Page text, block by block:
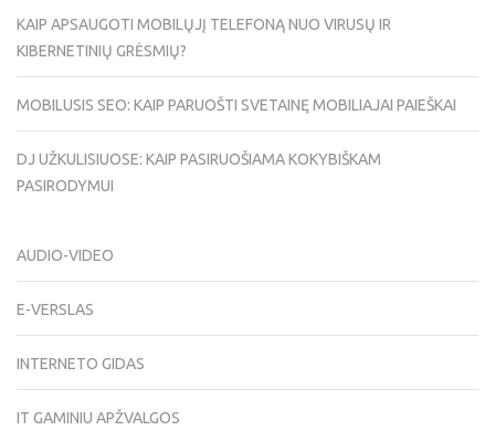
KAIP APSAUGOTI MOBILŲJĮ TELEFONĄ NUO VIRUSŲ IR
KIBERNETINIŲ GRĖSMIŲ?
MOBILUSIS SEO: KAIP PARUOŠTI SVETAINĘ MOBILIAJAI PAIEŠKAI
DJ UŽKULISIUOSE: KAIP PASIRUOŠIAMA KOKYBIŠKAM
PASIRODYMUI
AUDIO-VIDEO
E-VERSLAS
INTERNETO GIDAS
IT GAMINIU APŽVALGOS